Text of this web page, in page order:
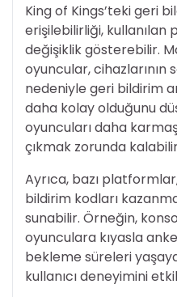
King of Kings’teki geri
erişilebilirliği,
değişiklik gösterebilir.
oyuncular, cihazlarının
nedeniyle geri bildirim
daha kolay olduğunu
oyuncuları daha
çıkmak zorunda
Ayrıca, bazı
bildirim kodları
sunabilir. Örneğin,
oyunculara kıyasla
bekleme süreleri
kullanıcı deneyimini